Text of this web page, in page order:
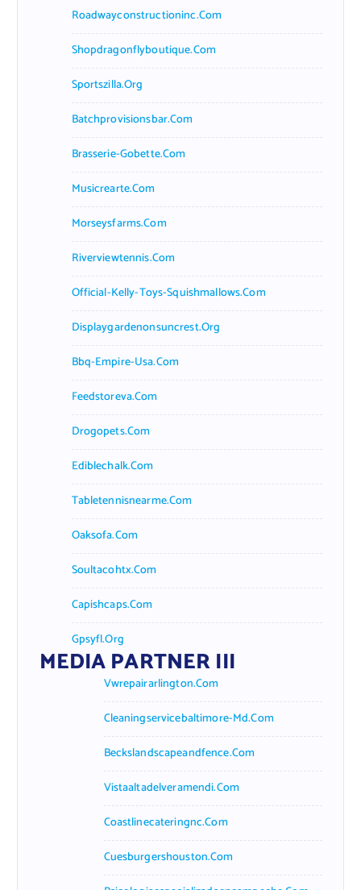
Roadwayconstructioninc.com
Shopdragonflyboutique.com
Sportszilla.org
Batchprovisionsbar.com
Brasserie-Gobette.com
Musicrearte.com
Morseysfarms.com
Riverviewtennis.com
Official-Kelly-Toys-Squishmallows.com
Displaygardenonsuncrest.org
Bbq-Empire-Usa.com
Feedstoreva.com
Drogopets.com
Ediblechalk.com
Tabletennisnearme.com
Oaksofa.com
Soultacohtx.com
Capishcaps.com
Gpsyfl.org
MEDIA PARTNER III
Vwrepairarlington.com
Cleaningservicebaltimore-Md.com
Beckslandscapeandfence.com
Vistaaltadelveramendi.com
Coastlinecateringnc.com
Cuesburgershouston.com